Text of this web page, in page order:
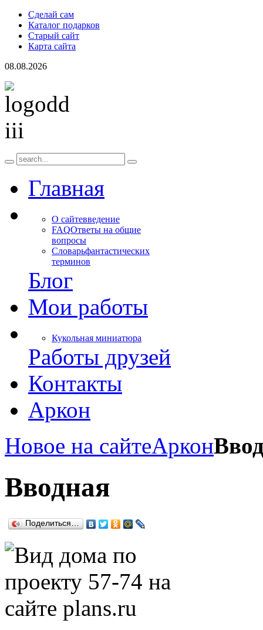
Сделай сам
Каталог подарков
Старый сайт
Карта сайта
08.08.2026
Главная
О сайтевведение
FAQОтветы на общие
вопросы
Словарьфантастических
терминов
Блог
Мои работы
Кукольная миниатюра
Работы друзей
Контакты
Аркон
Новое на сайтеАркон
Вводная
Поделиться…